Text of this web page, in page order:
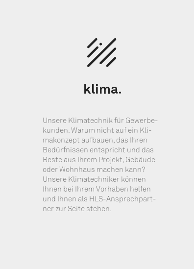
kli­ma.
Unse­re Kli­ma­tech­nik für Gewer­be­
kun­den. War­um nicht auf ein Kli­
ma­kon­zept auf­bau­en, das Ihren
Bedürf­nis­sen ent­spricht und das
Bes­te aus Ihrem Pro­jekt, Gebäu­de
oder Wohn­haus machen kann?
Unse­re Kli­ma­tech­ni­ker kön­nen
Ihnen bei Ihrem Vor­ha­ben hel­fen
und Ihnen als HLS-Ansprech­part­
ner zur Sei­te stehen.